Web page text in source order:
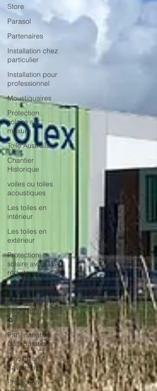
Store
Parasol
Partenaires
Installation chez
particulier
Installation pour
professionnel
Moustiquaires
Protection
solaire sur
mesure
Toile Australia
Chantier
Historique
voiles ou toiles
acoustiques
Les toiles en
intérieur
Les toiles en
extérieur
Protection
solaire avec TVA
réduite
Offre spéciale
Engagement &
Écoresponsabilité
♻️
Partenariats &
Collaborations
Innovation &
Savoir-faire
Protection